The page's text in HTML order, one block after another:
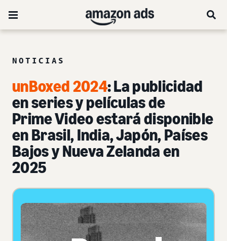
NOTICIAS
unBoxed 2024: La publicidad
en series y películas de
Prime Video estará disponible
en Brasil, India, Japón, Países
Bajos y Nueva Zelanda en
2025